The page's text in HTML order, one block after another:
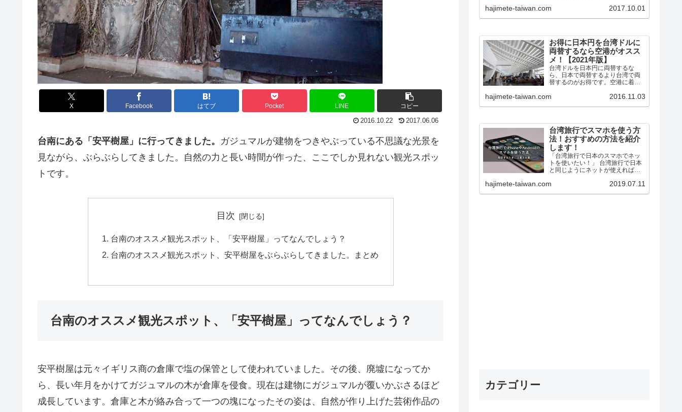
X Facebook はてブ Pocket LINE コピー
2016.10.22 2017.06.06
台南にある「安平樹屋」に行ってきました。 ガジュマルが建物をつきやぶっている不思議な光景を
見ながら、ぶらぶらしてきました。自然の力と長い時間が作った、ここでしか見れない観光スポッ
トです。
目次
台南のオススメ観光スポット、「安平樹屋」ってなんでしょう？
台南のオススメ観光スポット、安平樹屋をぶらぶらしてきました。まとめ
台南のオススメ観光スポット、「安平樹屋」ってなんでしょう？
安平樹屋は元々イギリス商の倉庫で塩の保管として使われていました。その後、廃墟になってか
ら、長い年月をかけてガジュマルの木が倉庫を侵食。現在は建物にガジュマルが覆いかぶさるほど
成長しています。倉庫と木が絡み合って一つの塊になったその姿は、自然が作り上げた芸術作品の
の場所も紹介します。
hajimete-taiwan.com 2017.10.01
お得に日本円を台湾ドルに
両替するなら空港がオスス
メ！【2021年版】
台湾ドルを日本円に両替するな
ら、日本で両替するより台湾で両
替するのがお得です。空港に着い
使えて便利です。今回は台湾旅行
hajimete-taiwan.com 2016.11.03
台湾旅行でスマホを使う方
法！おすすめの方法を紹介
します！
「台湾旅行で日本のスマホでネッ
トを使いたい！」 台湾旅行で日本
と同じようにネットが使えれば、
せん。 ・SNSで旅の思い出をシェ
hajimete-taiwan.com 2019.07.11
カテゴリー